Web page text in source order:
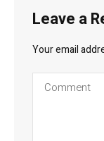
Leave a
Your email